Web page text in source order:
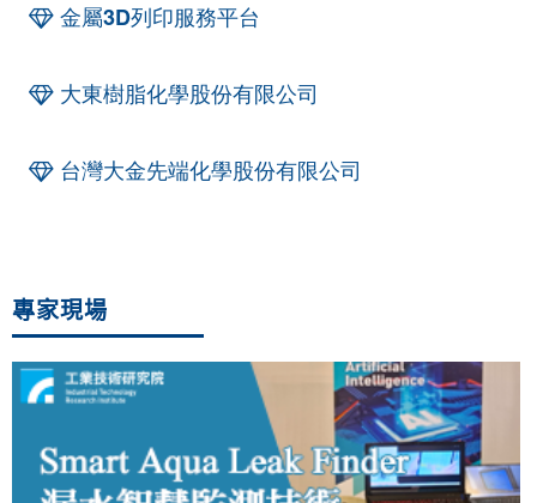
金屬3D列印服務平台
大東樹脂化學股份有限公司
台灣大金先端化學股份有限公司
專家現場